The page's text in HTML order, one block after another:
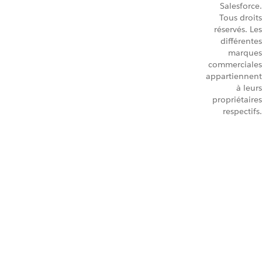
Salesforce.
Tous droits
réservés. Les
différentes
marques
commerciales
appartiennent
à leurs
propriétaires
respectifs.